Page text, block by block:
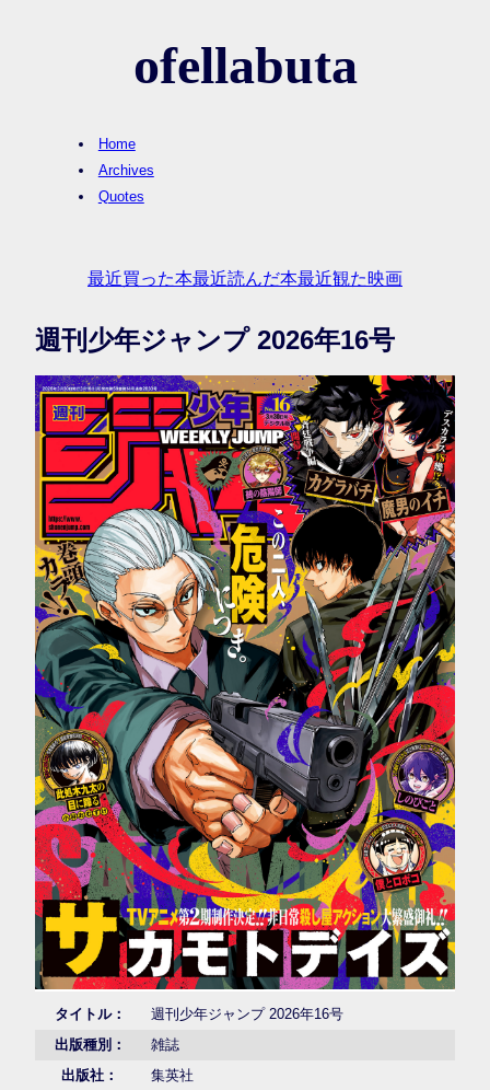
ofellabuta
Home
Archives
Quotes
最近買った本最近読んだ本最近観た映画
週刊少年ジャンプ 2026年16号
タイトル：
週刊少年ジャンプ 2026年16号
出版種別：
雑誌
出版社：
集英社